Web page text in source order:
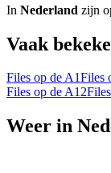
In Nederland zijn
Vaak
Files op de A1Files
Files op de A12
Weer in